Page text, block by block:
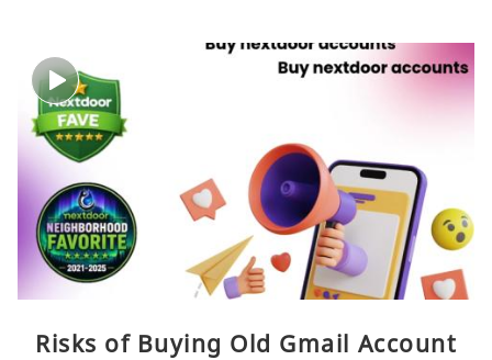
Risks of Buying Old Gmail Account